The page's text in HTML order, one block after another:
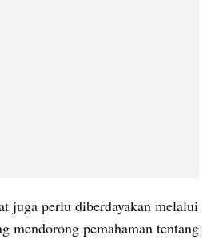
juga perlu diberdayakan melalui
mendorong pemahaman tentang